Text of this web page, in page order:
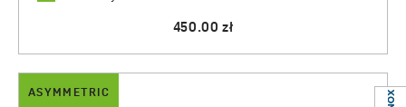
450.00 zł
ASYMMETRIC